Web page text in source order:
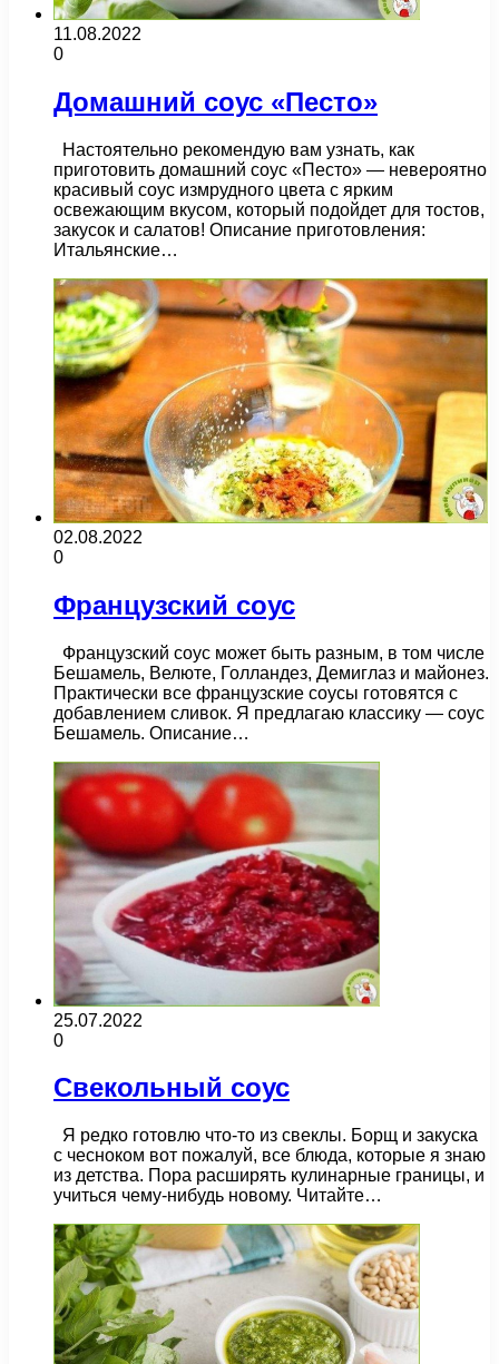
11.08.2022
0
Домашний соус «Песто»
Настоятельно рекомендую вам узнать, как
приготовить домашний соус «Песто» — невероятно
красивый соус измрудного цвета с ярким
освежающим вкусом, который подойдет для тостов,
закусок и салатов! Описание приготовления:
Итальянские…
02.08.2022
0
Французский соус
Французский соус может быть разным, в том числе
Бешамель, Велюте, Голландез, Демиглаз и майонез.
Практически все французские соусы готовятся с
добавлением сливок. Я предлагаю классику — соус
Бешамель. Описание…
25.07.2022
0
Свекольный соус
Я редко готовлю что-то из свеклы. Борщ и закуска
с чесноком вот пожалуй, все блюда, которые я знаю
из детства. Пора расширять кулинарные границы, и
учиться чему-нибудь новому. Читайте…